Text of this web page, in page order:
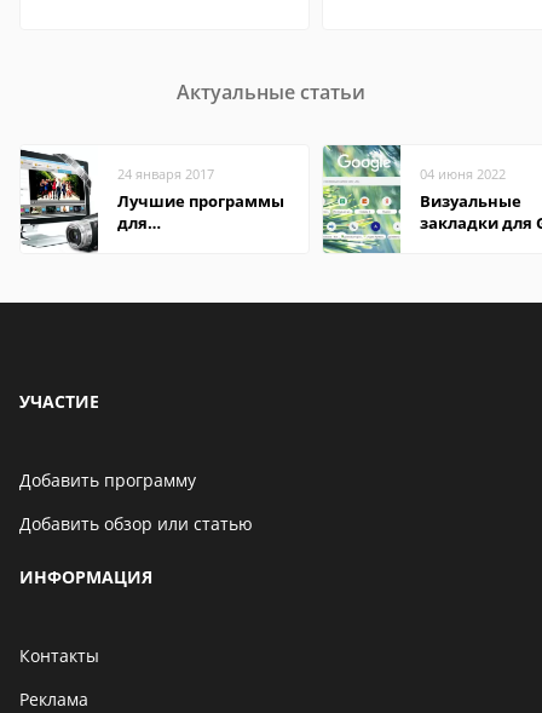
Актуальные статьи
24 января 2017
Лучшие программы
для
04 июня 2022
Визуальные
закладки для
УЧАСТИЕ
Добавить программу
Добавить обзор или статью
ИНФОРМАЦИЯ
Контакты
Реклама